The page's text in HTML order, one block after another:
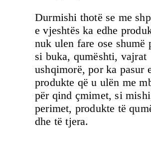
Durmishi thotë se me
e vjeshtës ka edhe
nuk ulen fare ose shumë
si buka, qumështi, vajrat
ushqimorë, por ka pasur
produkte që u ulën me
për qind çmimet, si
perimet, produkte të
dhe të tjera.